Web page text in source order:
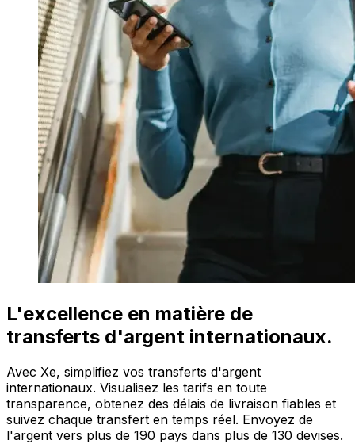
L'excellence en matière de
transferts d'argent internationaux.
Avec Xe, simplifiez vos transferts d'argent
internationaux. Visualisez les tarifs en toute
transparence, obtenez des délais de livraison fiables et
suivez chaque transfert en temps réel. Envoyez de
l'argent vers plus de 190 pays dans plus de 130 devises.